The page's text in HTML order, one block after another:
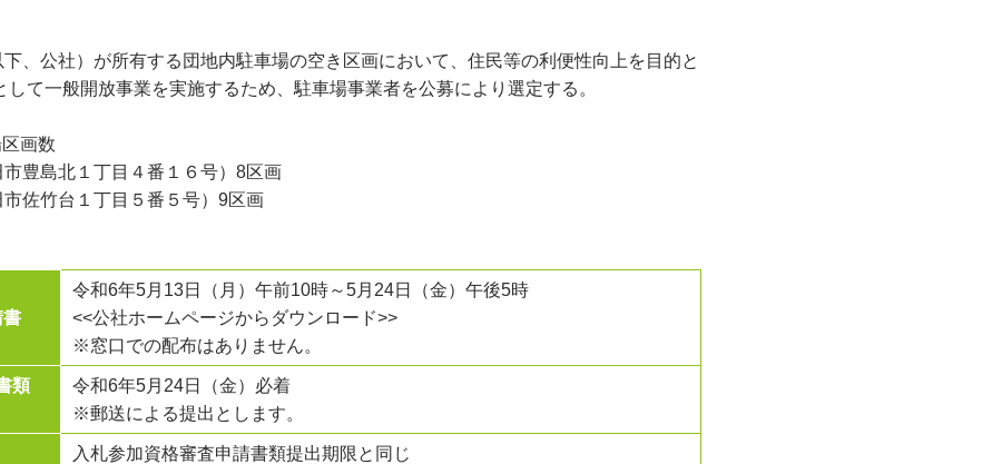
、公社）が所有する団地内駐車場の空き区画において、住民等の利便性向上を目的と
して一般開放事業を実施するため、駐車場事業者を公募により選定する。
画数
豊島北１丁目４番１６号）8区画
佐竹台１丁目５番５号）9区画
書
令和6年5月13日（月）午前10時～5月24日（金）午後5時
<<公社ホームページからダウンロード>>
※窓口での配布はありません。
類
令和6年5月24日（金）必着
※郵送による提出とします。
入札参加資格審査申請書類提出期限と同じ